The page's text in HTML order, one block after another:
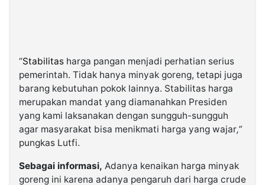
“Stabilitas harga pangan menjadi perhatian serius
pemerintah. Tidak hanya minyak goreng, tetapi juga
barang kebutuhan pokok lainnya. Stabilitas harga
merupakan mandat yang diamanahkan Presiden
yang kami laksanakan dengan sungguh-sungguh
agar masyarakat bisa menikmati harga yang wajar,”
pungkas Lutfi.
Sebagai informasi, Adanya kenaikan harga minyak
goreng ini karena adanya pengaruh dari harga crude